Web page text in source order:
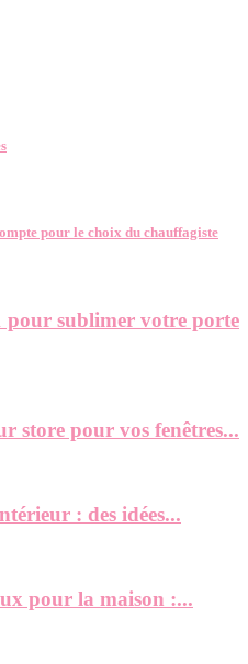
pour le choix du chauffagiste
pour sublimer votre porte
store pour vos fenêtres...
: des idées...
pour la maison :...